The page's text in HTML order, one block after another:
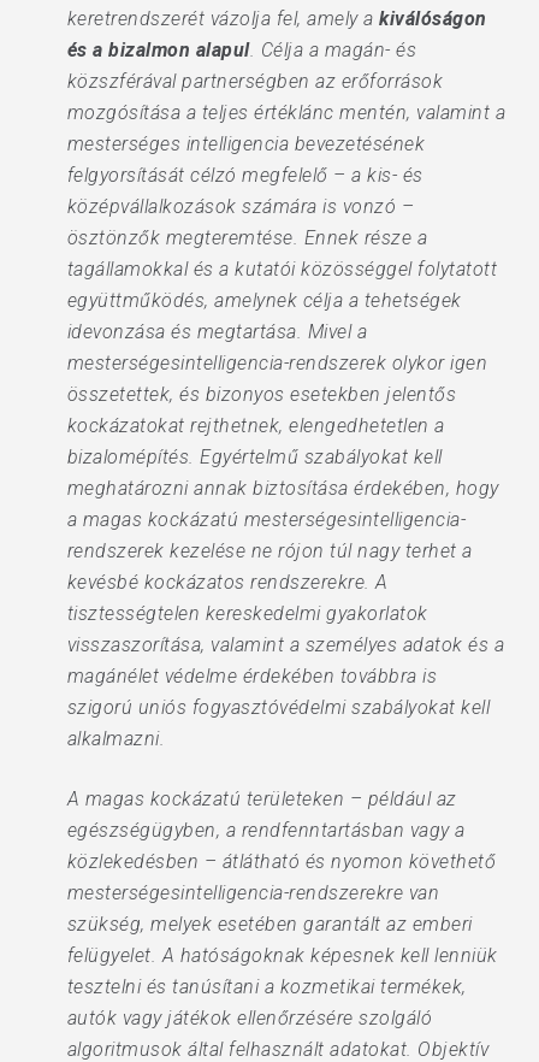
keretrendszerét vázolja fel, amely akiválóságon
és a bizalmon alapul. Célja a magán- és
közszférával partnerségben az erőforrások
mozgósítása a teljes értéklánc mentén, valamint a
mesterséges intelligencia bevezetésének
felgyorsítását célzó megfelelő – a kis- és
középvállalkozások számára is vonzó –
ösztönzők megteremtése. Ennek része a
tagállamokkal és a kutatói közösséggel folytatott
együttműködés, amelynek célja a tehetségek
idevonzása és megtartása. Mivel a
mesterségesintelligencia-rendszerek olykor igen
összetettek, és bizonyos esetekben jelentős
kockázatokat rejthetnek, elengedhetetlen a
bizalomépítés. Egyértelmű szabályokat kell
meghatározni annak biztosítása érdekében, hogy
a magas kockázatú mesterségesintelligencia-
rendszerek kezelése ne rójon túl nagy terhet a
kevésbé kockázatos rendszerekre. A
tisztességtelen kereskedelmi gyakorlatok
visszaszorítása, valamint a személyes adatok és a
magánélet védelme érdekében továbbra is
szigorú uniós fogyasztóvédelmi szabályokat kell
alkalmazni.
A magas kockázatú területeken – például az
egészségügyben, a rendfenntartásban vagy a
közlekedésben – átlátható és nyomon követhető
mesterségesintelligencia-rendszerekre van
szükség, melyek esetében garantált az emberi
felügyelet. A hatóságoknak képesnek kell lenniük
tesztelni és tanúsítani a kozmetikai termékek,
autók vagy játékok ellenőrzésére szolgáló
algoritmusok által felhasznált adatokat. Objektív